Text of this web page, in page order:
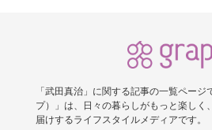
「武田真治」に関する記事の一覧ページ
プ）」は、日々の暮らしがもっと楽しく
届けするライフスタイルメディアです。